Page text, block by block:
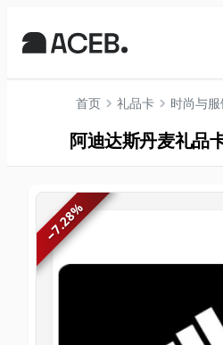
首页 礼品卡 时尚与
阿迪达斯丹麦礼品
−
7.28
%